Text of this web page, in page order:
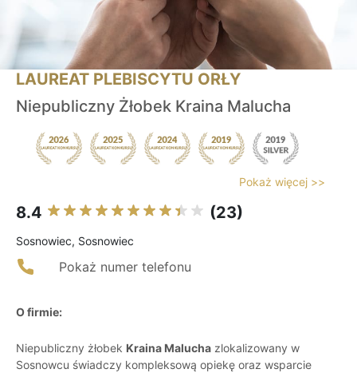
LAUREAT PLEBISCYTU ORŁY
Niepubliczny Żłobek Kraina Malucha
Pokaż więcej >>
8.4 (23)
Sosnowiec, Sosnowiec
Pokaż numer telefonu
O firmie:
Niepubliczny żłobek Kraina Malucha zlokalizowany w
Sosnowcu świadczy kompleksową opiekę oraz wsparcie